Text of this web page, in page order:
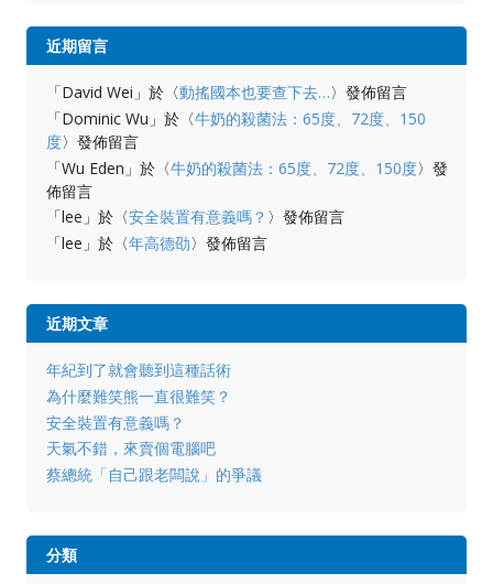
近期留言
「David Wei 」於〈動搖國本也要查下去…〉發佈留言
「Dominic Wu 」於〈牛奶的殺菌法：65度、72度、150
度〉發佈留言
「Wu Eden 」於〈牛奶的殺菌法：65度、72度、150度〉發
佈留言
「lee 」於〈安全裝置有意義嗎？ 〉發佈留言
「lee 」於〈年高德劭〉發佈留言
近期文章
年紀到了就會聽到這種話術
為什麼難笑熊一直很難笑？
安全裝置有意義嗎？
天氣不錯，來賣個電腦吧
蔡總統「自己跟老闆說」的爭議
分類